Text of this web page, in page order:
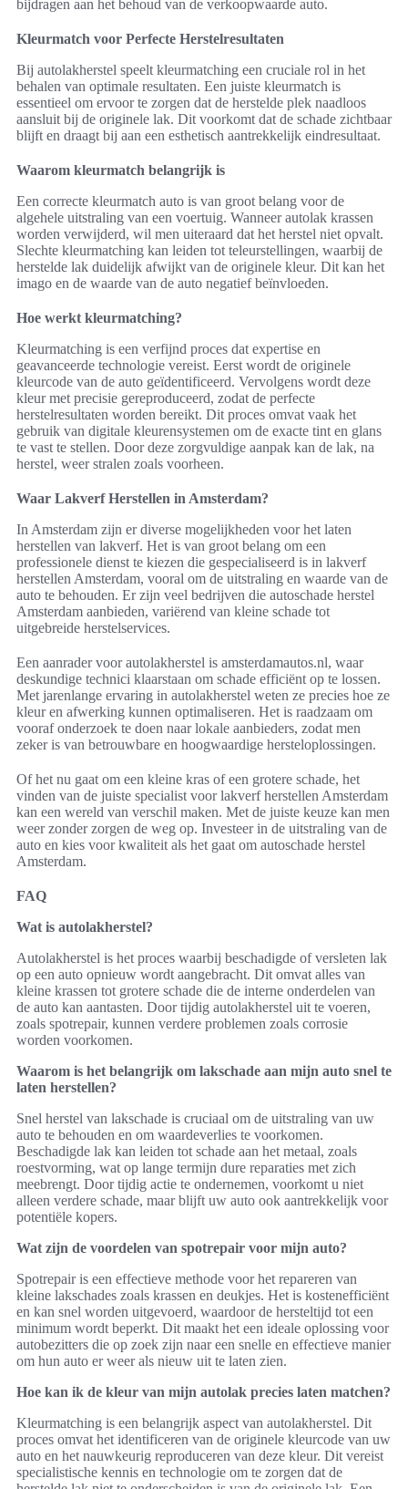
bijdragen aan het behoud van de verkoopwaarde auto.
Kleurmatch voor Perfecte Herstelresultaten
Bij autolakherstel speelt kleurmatching een cruciale rol in het
behalen van optimale resultaten. Een juiste kleurmatch is
essentieel om ervoor te zorgen dat de herstelde plek naadloos
aansluit bij de originele lak. Dit voorkomt dat de schade zichtbaar
blijft en draagt bij aan een esthetisch aantrekkelijk eindresultaat.
Waarom kleurmatch belangrijk is
Een correcte kleurmatch auto is van groot belang voor de
algehele uitstraling van een voertuig. Wanneer autolak krassen
worden verwijderd, wil men uiteraard dat het herstel niet opvalt.
Slechte kleurmatching kan leiden tot teleurstellingen, waarbij de
herstelde lak duidelijk afwijkt van de originele kleur. Dit kan het
imago en de waarde van de auto negatief beïnvloeden.
Hoe werkt kleurmatching?
Kleurmatching is een verfijnd proces dat expertise en
geavanceerde technologie vereist. Eerst wordt de originele
kleurcode van de auto geïdentificeerd. Vervolgens wordt deze
kleur met precisie gereproduceerd, zodat de perfecte
herstelresultaten worden bereikt. Dit proces omvat vaak het
gebruik van digitale kleurensystemen om de exacte tint en glans
te vast te stellen. Door deze zorgvuldige aanpak kan de lak, na
herstel, weer stralen zoals voorheen.
Waar Lakverf Herstellen in Amsterdam?
In Amsterdam zijn er diverse mogelijkheden voor het laten
herstellen van lakverf. Het is van groot belang om een
professionele dienst te kiezen die gespecialiseerd is in lakverf
herstellen Amsterdam, vooral om de uitstraling en waarde van de
auto te behouden. Er zijn veel bedrijven die autoschade herstel
Amsterdam aanbieden, variërend van kleine schade tot
uitgebreide herstelservices.
Een aanrader voor autolakherstel is amsterdamautos.nl, waar
deskundige technici klaarstaan om schade efficiënt op te lossen.
Met jarenlange ervaring in autolakherstel weten ze precies hoe ze
kleur en afwerking kunnen optimaliseren. Het is raadzaam om
vooraf onderzoek te doen naar lokale aanbieders, zodat men
zeker is van betrouwbare en hoogwaardige hersteloplossingen.
Of het nu gaat om een kleine kras of een grotere schade, het
vinden van de juiste specialist voor lakverf herstellen Amsterdam
kan een wereld van verschil maken. Met de juiste keuze kan men
weer zonder zorgen de weg op. Investeer in de uitstraling van de
auto en kies voor kwaliteit als het gaat om autoschade herstel
Amsterdam.
FAQ
Wat is autolakherstel?
Autolakherstel is het proces waarbij beschadigde of versleten lak
op een auto opnieuw wordt aangebracht. Dit omvat alles van
kleine krassen tot grotere schade die de interne onderdelen van
de auto kan aantasten. Door tijdig autolakherstel uit te voeren,
zoals spotrepair, kunnen verdere problemen zoals corrosie
worden voorkomen.
Waarom is het belangrijk om lakschade aan mijn auto snel te
laten herstellen?
Snel herstel van lakschade is cruciaal om de uitstraling van uw
auto te behouden en om waardeverlies te voorkomen.
Beschadigde lak kan leiden tot schade aan het metaal, zoals
roestvorming, wat op lange termijn dure reparaties met zich
meebrengt. Door tijdig actie te ondernemen, voorkomt u niet
alleen verdere schade, maar blijft uw auto ook aantrekkelijk voor
potentiële kopers.
Wat zijn de voordelen van spotrepair voor mijn auto?
Spotrepair is een effectieve methode voor het repareren van
kleine lakschades zoals krassen en deukjes. Het is kostenefficiënt
en kan snel worden uitgevoerd, waardoor de hersteltijd tot een
minimum wordt beperkt. Dit maakt het een ideale oplossing voor
autobezitters die op zoek zijn naar een snelle en effectieve manier
om hun auto er weer als nieuw uit te laten zien.
Hoe kan ik de kleur van mijn autolak precies laten matchen?
Kleurmatching is een belangrijk aspect van autolakherstel. Dit
proces omvat het identificeren van de originele kleurcode van uw
auto en het nauwkeurig reproduceren van deze kleur. Dit vereist
specialistische kennis en technologie om te zorgen dat de